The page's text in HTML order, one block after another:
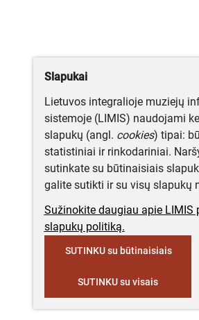
Slapukai
Lietuvos integralioje muziejų
sistemoje (LIMIS) naudojami
slapukų (angl. cookies) tipai:
statistiniai ir rinkodariniai.
sutinkate su būtinaisiais
galite sutikti ir su visų slapukų
Sužinokite daugiau apie LIMIS
slapukų politiką.
SUTINKU su būtinaisiais
SUTINKU su visais